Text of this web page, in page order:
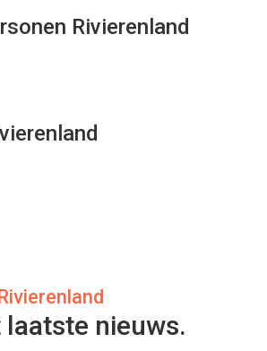
Rivierenland
laatste nieuws.